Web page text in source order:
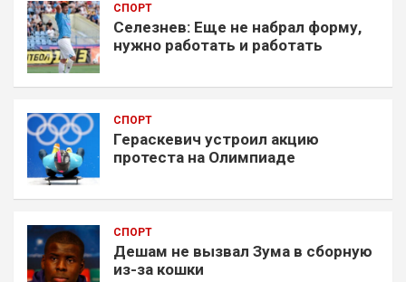
СПОРТ
Селезнев: Еще не набрал форму,
нужно работать и работать
СПОРТ
Гераскевич устроил акцию
протеста на Олимпиаде
СПОРТ
Дешам не вызвал Зума в сборную
из-за кошки